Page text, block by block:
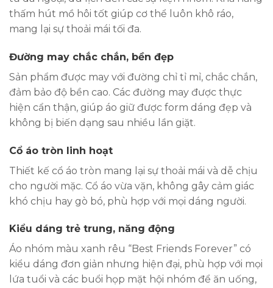
thấm hút mồ hôi tốt giúp cơ thể luôn khô ráo,
mang lại sự thoải mái tối đa.
Đường may chắc chắn, bền đẹp
Sản phẩm được may với đường chỉ tỉ mỉ, chắc chắn,
đảm bảo độ bền cao. Các đường may được thực
hiện cẩn thận, giúp áo giữ được form dáng đẹp và
không bị biến dạng sau nhiều lần giặt.
Cổ áo tròn linh hoạt
Thiết kế cổ áo tròn mang lại sự thoải mái và dễ chịu
cho người mặc. Cổ áo vừa vặn, không gây cảm giác
khó chịu hay gò bó, phù hợp với mọi dáng người.
Kiểu dáng trẻ trung, năng động
Áo nhóm màu xanh rêu “Best Friends Forever” có
kiểu dáng đơn giản nhưng hiện đại, phù hợp với mọi
lứa tuổi và các buổi họp mặt hội nhóm để ăn uống,